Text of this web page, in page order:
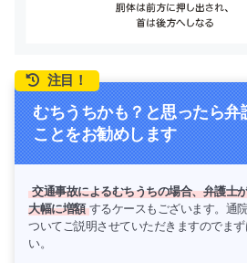
注目！
むちうちかも？と思ったら弁
ことをお勧めします
交通事故によるむちうちの場合、弁護士
大幅に増額 するケースもございます。通
ついてご説明させていただきますのでま
い。